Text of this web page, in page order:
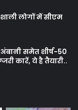
लोगों में सीएम
समेत शीर्ष-50
कारें, ये है तैयारी..